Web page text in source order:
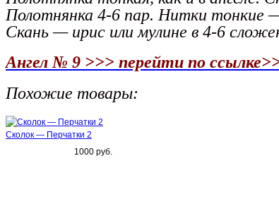
Полотнянка 4-6 пар. Нитки тонкие
Скань — ирис или мулине в 4-6
Ангел № 9 >>> перейти по
Похожие товары:
Сколок — Перчатки 2
1000 руб.